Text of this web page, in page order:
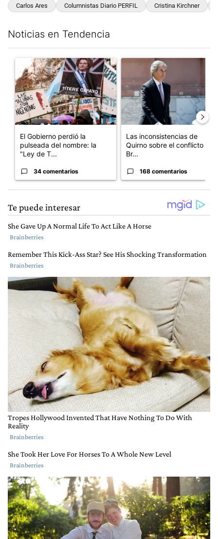
Carlos Ares Columnistas Diario PERFIL Cristina Kirchner
Noticias en Tendencia
Un artículo de tendencia con el título "El Gobierno perdió la
El Gobierno perdió la
pulseada del nombre: la
"Ley de T...
34 comentarios
Un artículo de tendencia con
Las inconsistencias de
Quirno sobre el conflicto con
Br...
168 comentarios